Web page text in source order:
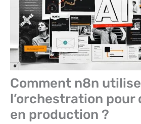
Comment n8n utilise
l’orchestration pour
en production ?